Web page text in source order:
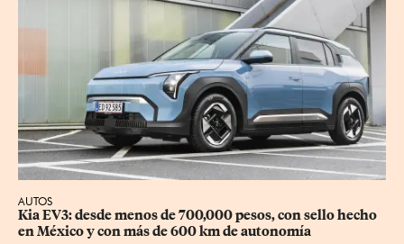
AUTOS
Kia EV3: desde menos de 700,000 pesos, con sello hecho
en México y con más de 600 km de autonomía